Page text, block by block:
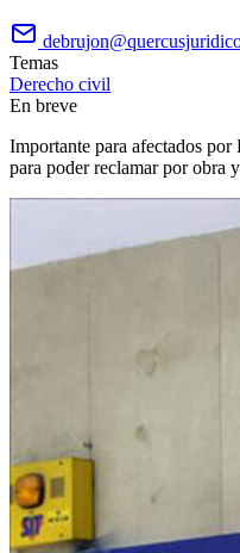
Temas
Derecho civil
En breve
Importante para afectados
para poder reclamar por obra